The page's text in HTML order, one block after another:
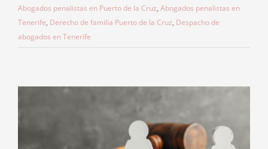
Abogados penalistas en Puerto de la Cruz, Abogados penalistas en
Tenerife, Derecho de familia Puerto de la Cruz, Despacho de
abogados en Tenerife